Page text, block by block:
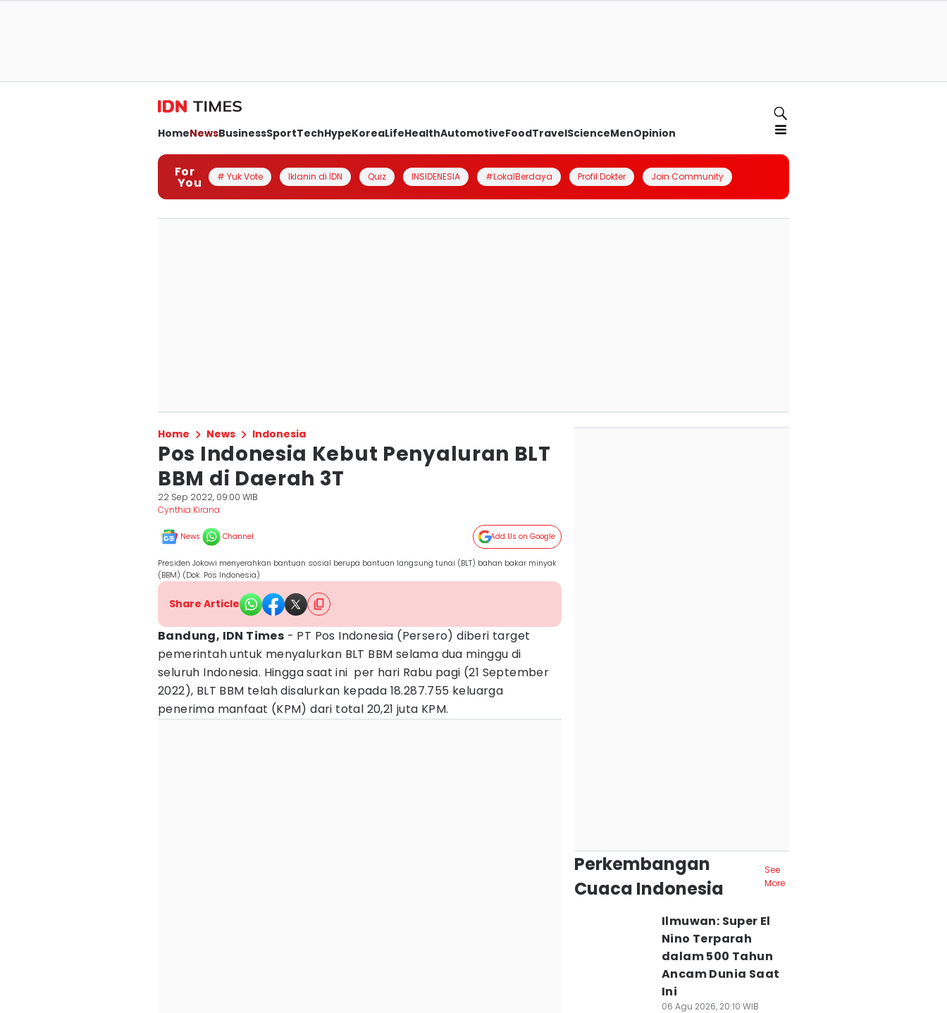
HomeNewsBusinessSportTechHypeKoreaLifeHealthAutomotiveFoodTravelScienceMenOpinion
For
You # Yuk Vote Iklanin di IDN Quiz INSIDENESIA #LokalBerdaya Profil Dokter Join Community
Home News Indonesia
Pos Indonesia Kebut Penyaluran BLT
BBM di Daerah 3T
22 Sep 2022, 09:00 WIB
Cynthia Kirana
News Channel Add Us on Google
Presiden Jokowi menyerahkan bantuan sosial berupa bantuan langsung tunai (BLT) bahan bakar minyak
(BBM) (Dok. Pos Indonesia)
Share Article
Bandung, IDN Times - PT Pos Indonesia (Persero) diberi target
pemerintah untuk menyalurkan BLT BBM selama dua minggu di
seluruh Indonesia. Hingga saat ini per hari Rabu pagi (21 September
2022), BLT BBM telah disalurkan kepada 18.287.755 keluarga
penerima manfaat (KPM) dari total 20,21 juta KPM.
Perkembangan
Cuaca Indonesia
See
More
Ilmuwan: Super El
Nino Terparah
dalam 500 Tahun
Ancam Dunia Saat
Ini
06 Agu 2026, 20:10 WIB